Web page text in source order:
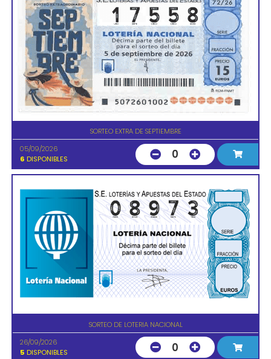
SORTEO EXTRA DE SEPTIEMBRE
05/09/2026
6 DISPONIBLES 0
SORTEO DE LOTERIA NACIONAL
26/09/2026
5 DISPONIBLES 0